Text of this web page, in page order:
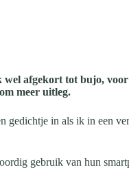
afgekort tot bujo,
meer uitleg.
in als ik in een
gebruik van hun